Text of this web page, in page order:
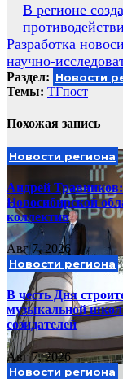
Навигация
по
записям
В регионе
Разработка
научно-
Раздел: Новости
Темы: ТГпост
Похожая запись
Новости региона
Андрей
Новосибирской
коллектив
Авг 7, 2026
Новости региона
В честь Дня
музыкальной
созидателей
Авг 7, 2026
Новости региона